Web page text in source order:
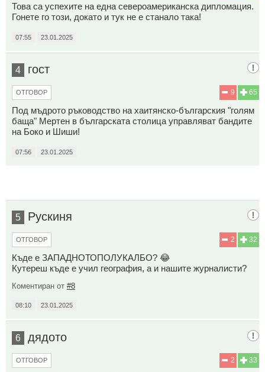
Това са успехите на една североамериканска дипломация.
Гонете го този, докато и тук не е станало така!
07:55 23.01.2025
4 гост
65
9
ОТГОВОР
Под мъдрото ръководство на хаитянско-българския "голям
баща" Мертен в българската столица управляват бандите
на Боко и Шиши!
07:56 23.01.2025
5 Рускиня
32
2
ОТГОВОР
Къде е ЗАПАДНОТОПОЛУКАЛБО? 😂
Кутереш къде е учил география, а и нашите журналисти?
Коментиран от #8
08:10 23.01.2025
6 дядото
33
2
ОТГОВОР